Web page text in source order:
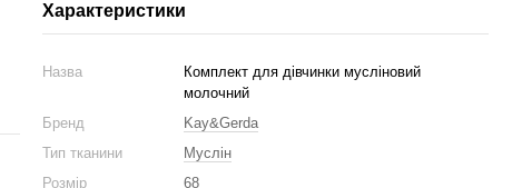
Характеристики
Назва
Комплект для дівчинки мусліновий
молочний
Бренд
Kay&Gerda
Тип тканини
Муслін
Розмір
68